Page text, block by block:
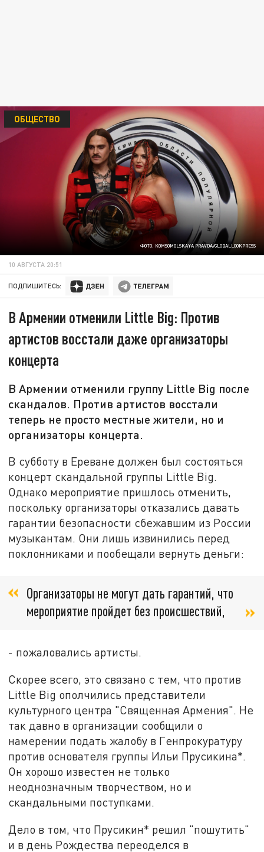
ФОТО: KOMSOMOLSKAYA PRAVDA/GLOBALLOOKPRESS
ОБЩЕСТВО
10 АВГУСТА 20:51
ПОДПИШИТЕСЬ:
В Армении отменили Little Big: Против
артистов восстали даже организаторы
концерта
В Армении отменили группу Little Big после
скандалов. Против артистов восстали
теперь не просто местные жители, но и
организаторы концерта.
В субботу в Ереване должен был состояться
концерт скандальной группы Little Big.
Однако мероприятие пришлось отменить,
поскольку организаторы отказались давать
гарантии безопасности сбежавшим из России
музыкантам. Они лишь извинились перед
поклонниками и пообещали вернуть деньги:
Организаторы не могут дать гарантий, что
мероприятие пройдет без происшествий,
- пожаловались артисты.
Скорее всего, это связано с тем, что против
Little Big ополчились представители
культурного центра "Священная Армения". Не
так давно в организации сообщили о
намерении подать жалобу в Генпрокуратуру
против основателя группы Ильи Прусикина*.
Он хорошо известен не только
неоднозначным творчеством, но и
скандальными поступками.
Дело в том, что Прусикин* решил "пошутить"
и в день Рождества переоделся в